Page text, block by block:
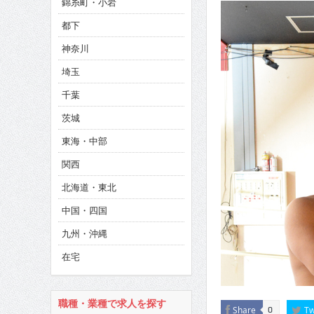
CINEMA×STYLE 286号
CINEMA×STYLE 285号
CINEMA×STYLE 294号
Share 0
都下
神奈川
埼玉
千葉
茨城
東海・中部
関西
北海道・東北
中国・四国
九州・沖縄
在宅
職種・業種で求人を探す